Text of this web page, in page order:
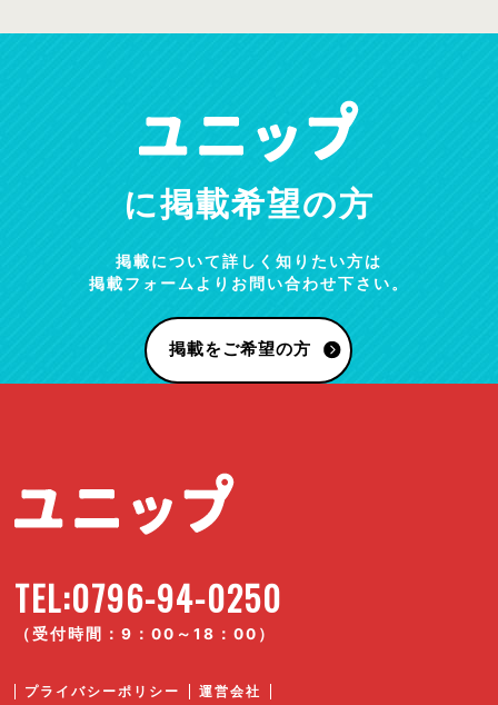
に掲載希望の方
掲載について詳しく知りたい方は
掲載フォームよりお問い合わせ下さい。
掲載をご希望の方
TEL:0796-94-0250
（受付時間：9：00～18：00）
プライバシーポリシー 運営会社